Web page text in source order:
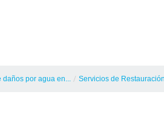
daños por agua en... / Servicios de